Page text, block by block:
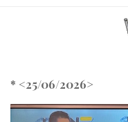
* <25/06/2026>